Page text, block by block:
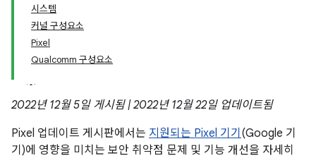
시스템
커널 구성요소
Pixel
Qualcomm 구성요소
2022년 12월 5일 게시됨 | 2022년 12월 22일 업데이트됨
Pixel 업데이트 게시판에서는 지원되는 Pixel 기기 (Google 기
기)에 영향을 미치는 보안 취약점 문제 및 기능 개선을 자세히